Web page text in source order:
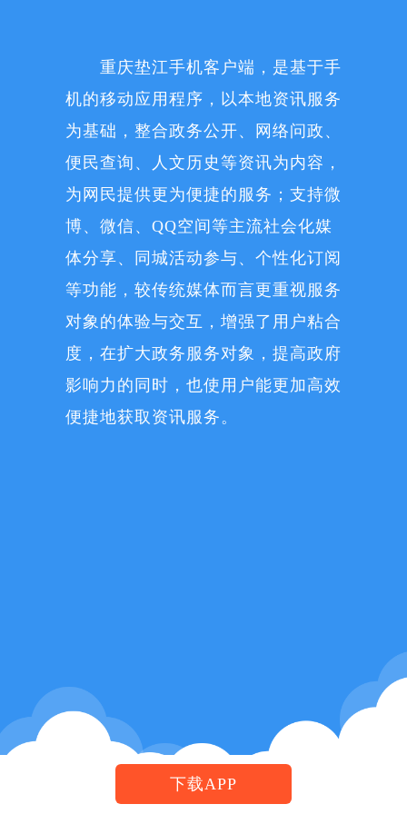
重庆垫江手机客户端，是基于手
机的移动应用程序，以本地资讯服务
为基础，整合政务公开、网络问政、
便民查询、人文历史等资讯为内容，
为网民提供更为便捷的服务；支持微
博、微信、QQ空间等主流社会化媒
体分享、同城活动参与、个性化订阅
等功能，较传统媒体而言更重视服务
对象的体验与交互，增强了用户粘合
度，在扩大政务服务对象，提高政府
影响力的同时，也使用户能更加高效
便捷地获取资讯服务。
下载APP